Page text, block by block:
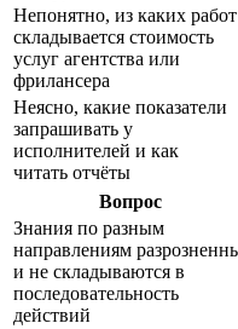
Непонятно, из каких работ
складывается стоимость
услуг агентства или
фрилансера
Неясно, какие показатели
запрашивать у
исполнителей и как
читать отчёты
Вопрос
Знания по разным
направлениям
и не складываются в
последовательность
действий